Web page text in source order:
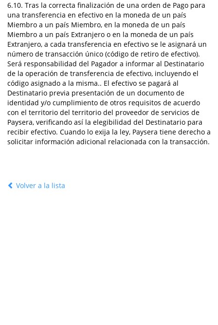
6.10. Tras la correcta finalización de una orden de Pago para
una transferencia en efectivo en la moneda de un país
Miembro a un país Miembro, en la moneda de un país
Miembro a un país Extranjero o en la moneda de un país
Extranjero, a cada transferencia en efectivo se le asignará un
número de transacción único (código de retiro de efectivo).
Será responsabilidad del Pagador a informar al Destinatario
de la operación de transferencia de efectivo, incluyendo el
código asignado a la misma.. El efectivo se pagará al
Destinatario previa presentación de un documento de
identidad y/o cumplimiento de otros requisitos de acuerdo
con el territorio del territorio del proveedor de servicios de
Paysera, verificando así la elegibilidad del Destinatario para
recibir efectivo. Cuando lo exija la ley, Paysera tiene derecho a
solicitar información adicional relacionada con la transacción.
Volver a la lista